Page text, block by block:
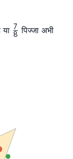
या \frac{7}
8
7 पिज्जा अभी